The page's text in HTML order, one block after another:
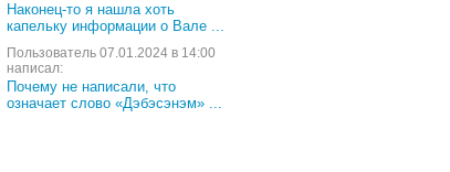
Наконец-то я нашла хоть
капельку информации о Вале ...
Пользователь 07.01.2024 в 14:00
написал:
Почему не написали, что
означает слово «Дэбэсэнэм» ...